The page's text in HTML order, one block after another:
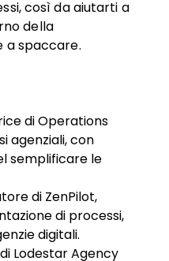
così da aiutarti a
della
a spaccare.
di Operations
agenziali, con
semplificare le
di ZenPilot,
di processi,
digitali.
Lodestar Agency